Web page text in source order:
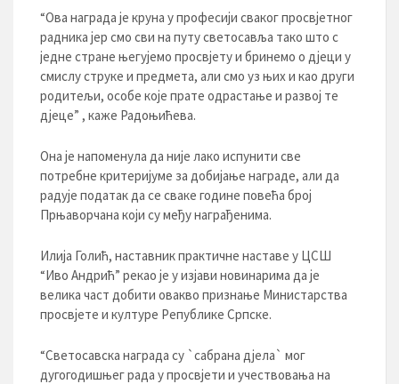
“Ова награда је круна у професији сваког просвјетног
радника јер смо сви на путу светосавља тако што с
једне стране његујемо просвјету и бринемо о дјеци у
смислу струке и предмета, али смо уз њих и као други
родитељи, особе које прате одрастање и развој те
дјеце” , каже Радоњићева.
Она је напоменула да није лако испунити све
потребне критеријуме за добијање награде, али да
радује податак да се сваке године повећа број
Прњаворчана који су међу награђенима.
Илија Голић, наставник практичне наставе у ЦСШ
“Иво Андрић” рекао је у изјави новинарима да је
велика част добити овакво признање Министарства
просвјете и културе Републике Српске.
“Светосавска награда су `сабрана дјела` мог
дугогодишњег рада у просвјети и учествовања на